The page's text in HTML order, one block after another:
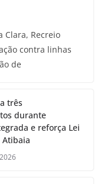
Clara, Recreio
contra linhas
de
três
durante
e reforça Lei
Atibaia